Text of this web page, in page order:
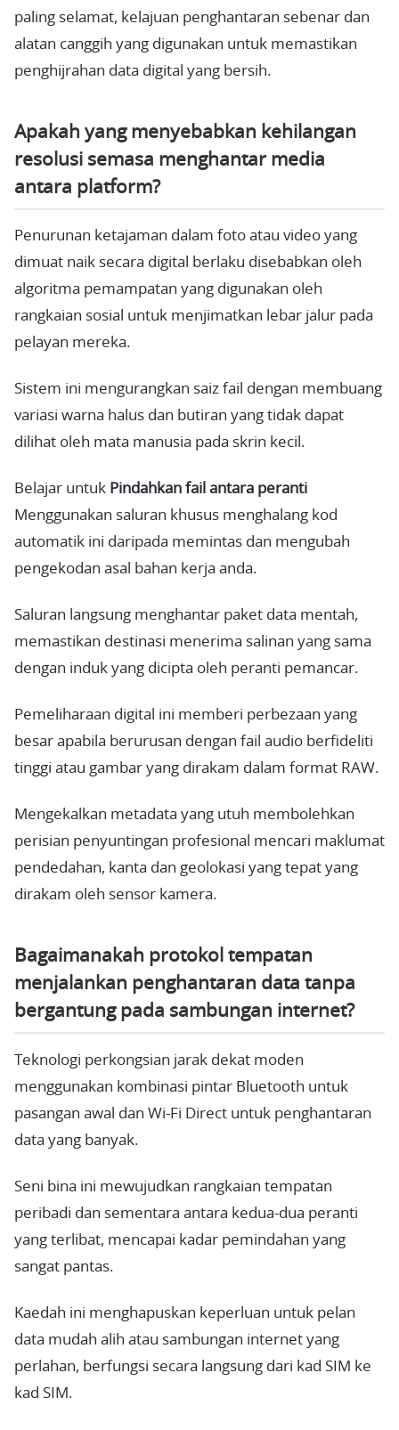
paling selamat, kelajuan penghantaran sebenar dan
alatan canggih yang digunakan untuk memastikan
penghijrahan data digital yang bersih.
Apakah yang menyebabkan kehilangan
resolusi semasa menghantar media
antara platform?
Penurunan ketajaman dalam foto atau video yang
dimuat naik secara digital berlaku disebabkan oleh
algoritma pemampatan yang digunakan oleh
rangkaian sosial untuk menjimatkan lebar jalur pada
pelayan mereka.
Sistem ini mengurangkan saiz fail dengan membuang
variasi warna halus dan butiran yang tidak dapat
dilihat oleh mata manusia pada skrin kecil.
Belajar untuk Pindahkan fail antara peranti
Menggunakan saluran khusus menghalang kod
automatik ini daripada memintas dan mengubah
pengekodan asal bahan kerja anda.
Saluran langsung menghantar paket data mentah,
memastikan destinasi menerima salinan yang sama
dengan induk yang dicipta oleh peranti pemancar.
Pemeliharaan digital ini memberi perbezaan yang
besar apabila berurusan dengan fail audio berfideliti
tinggi atau gambar yang dirakam dalam format RAW.
Mengekalkan metadata yang utuh membolehkan
perisian penyuntingan profesional mencari maklumat
pendedahan, kanta dan geolokasi yang tepat yang
dirakam oleh sensor kamera.
Bagaimanakah protokol tempatan
menjalankan penghantaran data tanpa
bergantung pada sambungan internet?
Teknologi perkongsian jarak dekat moden
menggunakan kombinasi pintar Bluetooth untuk
pasangan awal dan Wi-Fi Direct untuk penghantaran
data yang banyak.
Seni bina ini mewujudkan rangkaian tempatan
peribadi dan sementara antara kedua-dua peranti
yang terlibat, mencapai kadar pemindahan yang
sangat pantas.
Kaedah ini menghapuskan keperluan untuk pelan
data mudah alih atau sambungan internet yang
perlahan, berfungsi secara langsung dari kad SIM ke
kad SIM.